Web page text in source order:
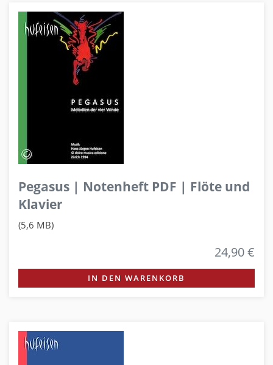
Pegasus | Notenheft PDF | Flöte und
Klavier
(5,6 MB)
24,90 €
IN DEN WARENKORB